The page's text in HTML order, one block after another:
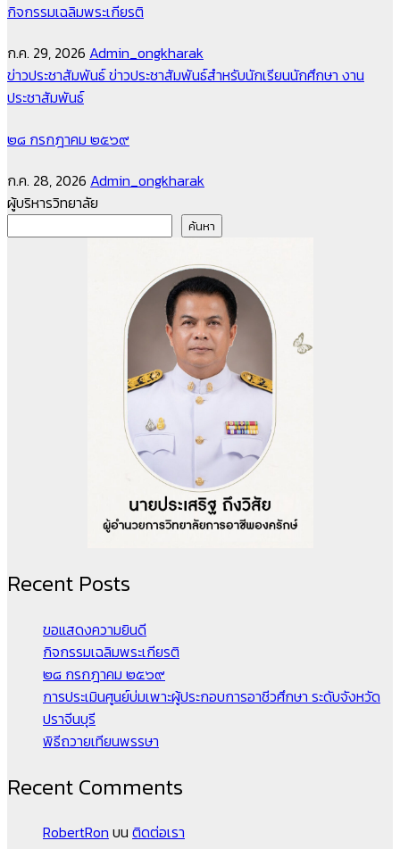
กิจกรรมเฉลิมพระเกียรติ
ก.ค. 29, 2026 Admin_ongkharak
ข่าวประชาสัมพันธ์ข่าวประชาสัมพันธ์สำหรับนักเรียนนักศึกษา งาน
ประชาสัมพันธ์
๒๘ กรกฎาคม ๒๕๖๙
ก.ค. 28, 2026 Admin_ongkharak
ผู้บริหารวิทยาลัย
ค้นหา
Recent Posts
ขอแสดงความยินดี
กิจกรรมเฉลิมพระเกียรติ
๒๘ กรกฎาคม ๒๕๖๙
การประเมินศูนย์บ่มเพาะผู้ประกอบการอาชีวศึกษา ระดับจังหวัด
ปราจีนบุรี
พิธีถวายเทียนพรรษา
Recent Comments
RobertRon บน ติดต่อเรา